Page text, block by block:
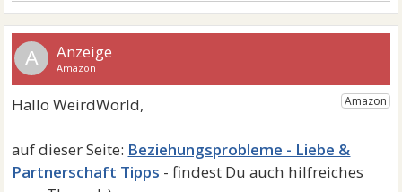
A
Beziehungsprobleme - Liebe &
Partnerschaft Tipps